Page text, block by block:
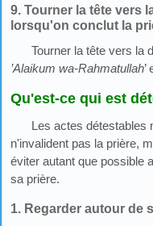
9. Tourner la tête vers
lorsqu'on conclut la
Tourner la tête vers la
’Alaikum wa-Rahmatullah
Qu'est-ce qui est
Les actes détestables
n'invalident pas la prière,
éviter autant que possible
sa prière.
1. Regarder autour de